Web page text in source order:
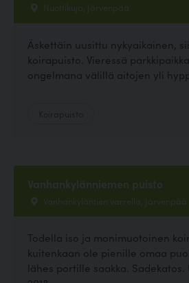
Nuottikuja, Järvenpää
Äskettäin uusittu nykyaikainen,
koirapuisto. Vieressä
ongelmana välillä aitojen yli
Vanhankylänniemen puisto
Vanhankyläntien varrella, Järvenpää
Todella iso ja monimuotoinen
kuitenkaan ole pienille omaa
lähes portille saakka.